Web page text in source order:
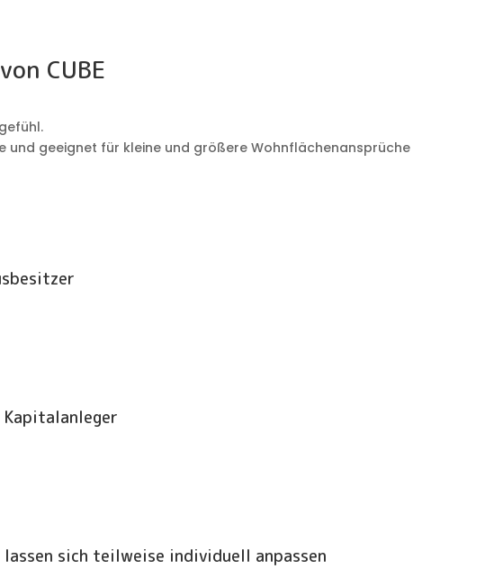
CUBE
und geeignet für kleine und größere Wohnflächenansprüche
Kapitalanleger
sich teilweise individuell anpassen